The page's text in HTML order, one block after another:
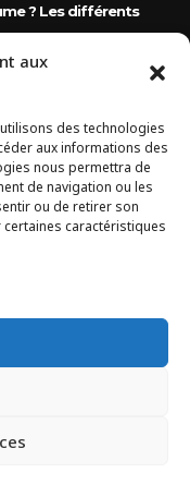
aux
des technologies
aux informations des
nous permettra de
de navigation ou les
ou de retirer son
caractéristiques
? Les différents